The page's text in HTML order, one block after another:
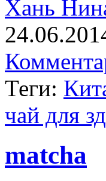
Хань
Теги:
чай для
matcha